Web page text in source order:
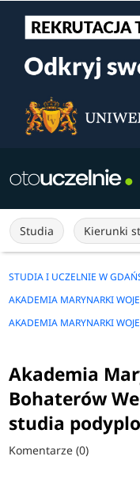
Studia Kierunki
STUDIA I UCZELNIE W
Akademia
Bohaterów
studia
Komentarze (0)